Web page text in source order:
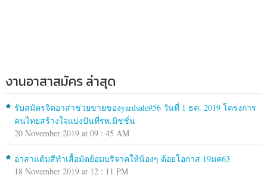
งานอาสาสมัคร ล่าสุด
รับสมัครจิตอาสาช่วยขายของyardsale#56 วันที่ 1 ธค. 2019 โครงการ
คนไทยสร้างใจแบ่งปันที่รพ.มิชชั่น
20 November 2019 at 09 : 45 AM
อาสาแต้มสีทำเสื้อมัดย้อมบริจาคให้น้องๆ ด้อยโอกาส 19มค63
18 November 2019 at 12 : 11 PM